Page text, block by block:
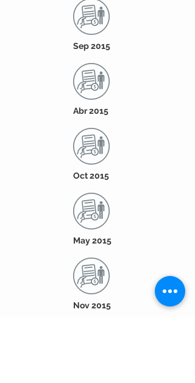
Sep 2015
Abr 2015
Oct 2015
May 2015
Nov 2015